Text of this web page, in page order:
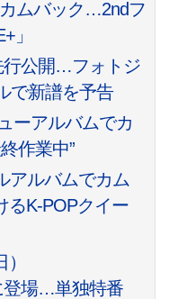
カムバック…2ndフ
」
行公開…フォトジ
で新譜を予告
ーアルバムでカ
作業中”
アルバムでカム
K-POPクイー
登場…単独特番